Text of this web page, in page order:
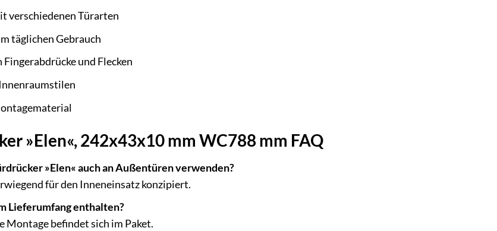
verschiedenen Türarten
täglichen Gebrauch
und Flecken
»Elen«, 242x43x10 mm WC788 mm FAQ
»Elen« auch an Außentüren verwenden?
für den Inneneinsatz konzipiert.
Lieferumfang enthalten?
Montage befindet sich im Paket.